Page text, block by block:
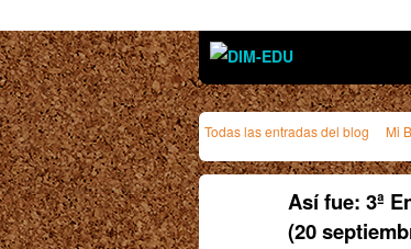
Todas las entradas del blog Mi
Así fue: 3ª
(20